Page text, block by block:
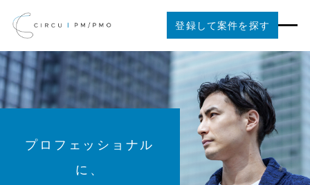
登録して案件を探す
案件を探す
お役立ちコンテンツ
プロフェッショナル
に、